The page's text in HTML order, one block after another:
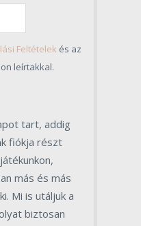
Feltételek és az
leírtakkal.
tart, addig
fiókja részt
más és más
Mi is utáljuk a
biztosan